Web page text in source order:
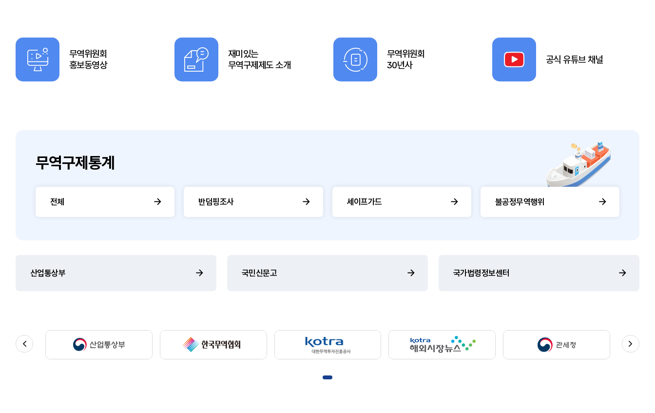
무역위원회
홍보동영상
재미있는
무역구제제도 소개
무역위원회
30년사
공식 유튜브 채널
무역구제통계
전체 반덤핑조사 세이프가드 불공정무역행위
산업통상부 국민신문고 국가법령정보센터